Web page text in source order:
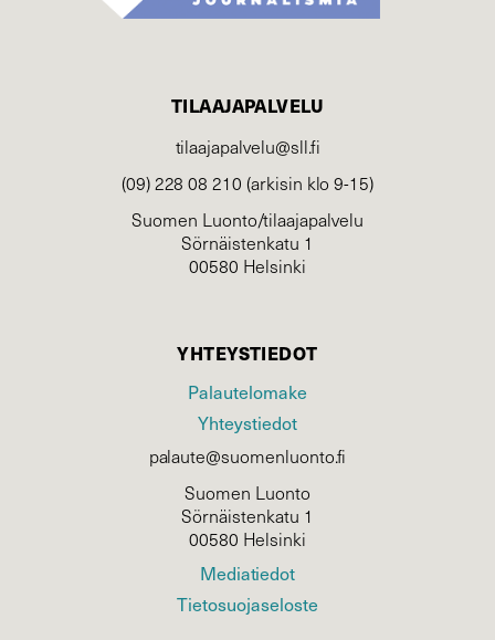
TILAAJAPALVELU
tilaajapalvelu@sll.fi
(09) 228 08 210 (arkisin klo 9-15)
Suomen Luonto/tilaajapalvelu
Sörnäistenkatu 1
00580 Helsinki
YHTEYSTIEDOT
Palautelomake
Yhteystiedot
palaute@suomenluonto.fi
Suomen Luonto
Sörnäistenkatu 1
00580 Helsinki
Mediatiedot
Tietosuojaseloste